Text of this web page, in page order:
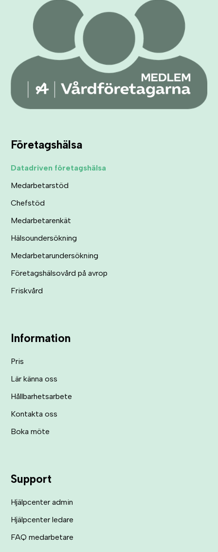
Företagshälsa
Datadriven företagshälsa
Medarbetarstöd
Chefstöd
Medarbetarenkät
Hälsoundersökning
Medarbetarundersökning
Företagshälsovård på avrop
Friskvård
Information
Pris
Lär känna oss
Hållbarhetsarbete
Kontakta oss
Boka möte
Support
Hjälpcenter admin
Hjälpcenter ledare
FAQ medarbetare